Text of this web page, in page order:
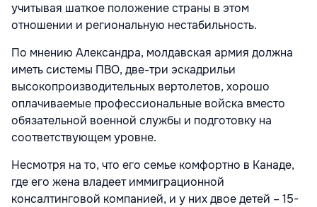
учитывая шаткое положение страны в этом
отношении и региональную нестабильность.
По мнению Александра, молдавская армия должна
иметь системы ПВО, две-три эскадрильи
высокопроизводительных вертолетов, хорошо
оплачиваемые профессиональные войска вместо
обязательной военной службы и подготовку на
соответствующем уровне.
Несмотря на то, что его семье комфортно в Канаде,
где его жена владеет иммиграционной
консалтинговой компанией, и у них двое детей – 15-